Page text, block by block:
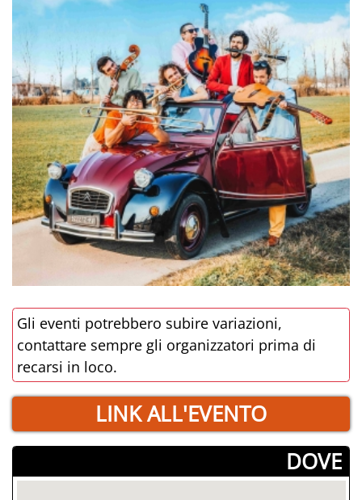
Gli eventi potrebbero subire variazioni,
contattare sempre gli organizzatori prima di
recarsi in loco.
LINK ALL'EVENTO
­DOVE